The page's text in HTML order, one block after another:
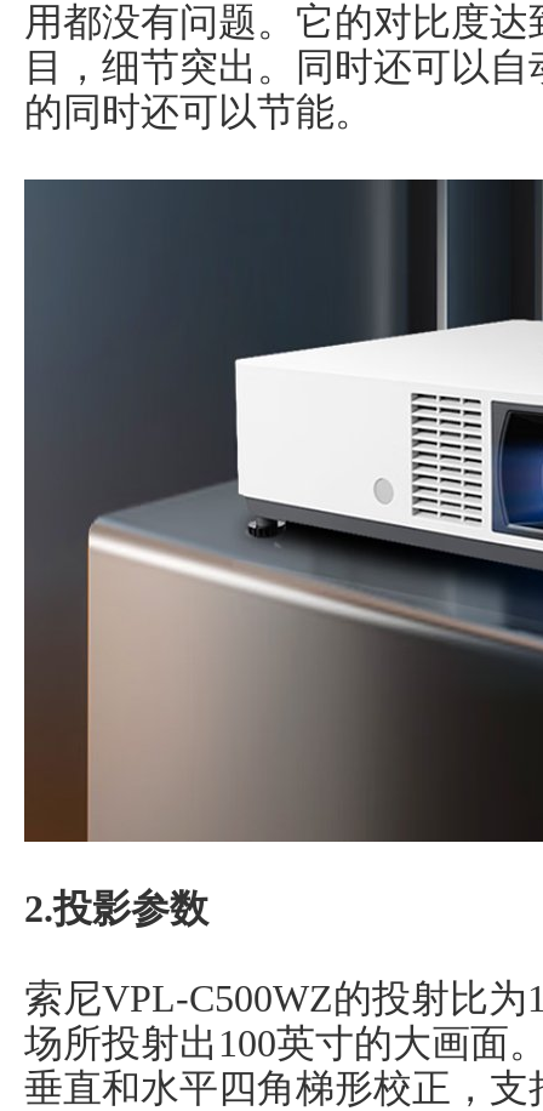
用都没有问题。它的对比度达
目，细节突出。同时还可以
的同时还可以节能。
2.投影参数
索尼VPL-C500WZ的投射比为
场所投射出100英寸的大画面
垂直和水平四角梯形校正，